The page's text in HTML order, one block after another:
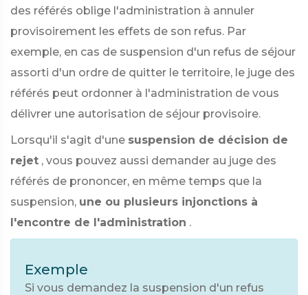
des référés oblige l'administration à annuler
provisoirement les effets de son refus. Par
exemple, en cas de suspension d'un refus de séjour
assorti d'un ordre de quitter le territoire, le juge des
référés peut ordonner à l'administration de vous
délivrer une autorisation de séjour provisoire.
Lorsqu'il s'agit d'une suspension de décision de
rejet , vous pouvez aussi demander au juge des
référés de prononcer, en même temps que la
suspension, une ou plusieurs injonctions à
l'encontre de l'administration .
Exemple
Si vous demandez la suspension d'un refus